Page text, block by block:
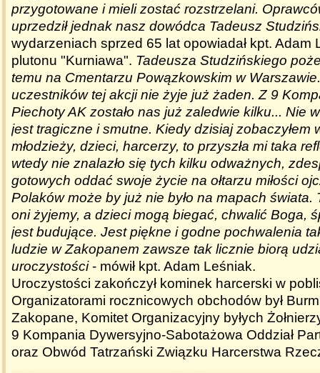
przygotowane i mieli zostać rozstrzelani.
uprzedził jednak nasz dowódca Tadeusz
wydarzeniach sprzed 65 lat opowiadał kpt. Adam
plutonu "Kurniawa". Tadeusza Studzińskiego
temu na Cmentarzu Powązkowskim w
uczestników tej akcji nie żyje już żaden. Z 9
Piechoty AK zostało nas już zaledwie kilku... Nie
jest tragiczne i smutne. Kiedy dzisiaj zobaczyłem
młodzieży, dzieci, harcerzy, to przyszła mi taka
wtedy nie znalazło się tych kilku odważnych,
gotowych oddać swoje życie na ołtarzu miłości
Polaków może by już nie było na mapach świata.
oni żyjemy, a dzieci mogą biegać, chwalić Boga,
jest budujące. Jest piękne i godne pochwalenia
ludzie w Zakopanem zawsze tak licznie biorą
uroczystości- mówił kpt. Adam Leśniak.
Uroczystości zakończył kominek harcerski w
Organizatorami rocznicowych obchodów był
Zakopane, Komitet Organizacyjny byłych
9 Kompania Dywersyjno-Sabotażowa Oddział
oraz Obwód Tatrzański Związku Harcerstwa